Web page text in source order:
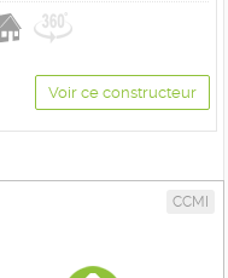
Voir ce constructeur
CCMI